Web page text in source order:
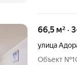
66,5 м²
улица
Объект